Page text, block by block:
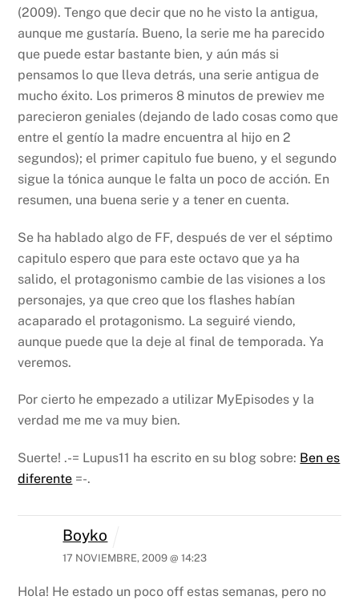
(2009). Tengo que decir que no he visto la antigua,
aunque me gustaría. Bueno, la serie me ha parecido
que puede estar bastante bien, y aún más si
pensamos lo que lleva detrás, una serie antigua de
mucho éxito. Los primeros 8 minutos de prewiev me
parecieron geniales (dejando de lado cosas como que
entre el gentío la madre encuentra al hijo en 2
segundos); el primer capitulo fue bueno, y el segundo
sigue la tónica aunque le falta un poco de acción. En
resumen, una buena serie y a tener en cuenta.
Se ha hablado algo de FF, después de ver el séptimo
capitulo espero que para este octavo que ya ha
salido, el protagonismo cambie de las visiones a los
personajes, ya que creo que los flashes habían
acaparado el protagonismo. La seguiré viendo,
aunque puede que la deje al final de temporada. Ya
veremos.
Por cierto he empezado a utilizar MyEpisodes y la
verdad me me va muy bien.
Suerte! .-= Lupus11 ha escrito en su blog sobre: Ben es
diferente =-.
Boyko
17 NOVIEMBRE, 2009 @ 14:23
Hola! He estado un poco off estas semanas, pero no